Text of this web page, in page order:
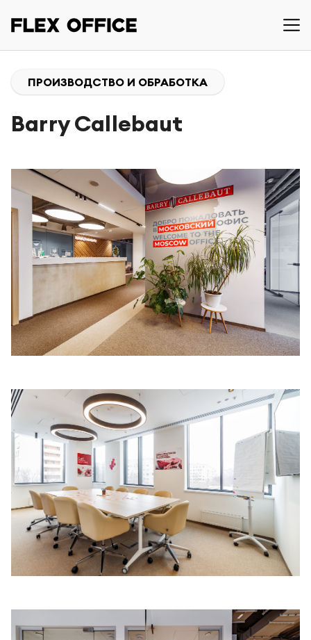
ПРОИЗВОДСТВО И ОБРАБОТКА
Barry Callebaut